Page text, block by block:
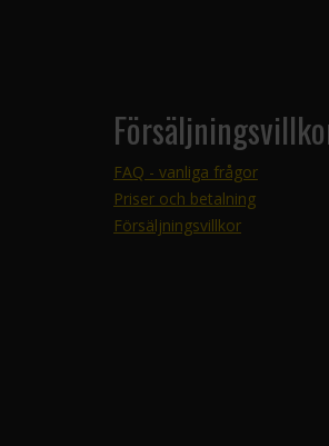
FAQ - vanliga frågor
Priser och betalning
Försäljningsvillkor